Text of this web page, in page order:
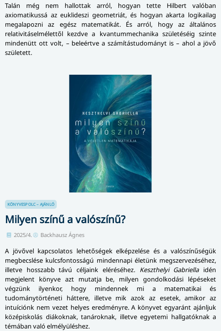
Talán még nem hallottak arról, hogyan tette Hilbert valóban
axiomatikussá az euklideszi geometriát, és hogyan akarta logikailag
megalapozni az egész matematikát. És arról, hogy az általános
relativitáselmélettől kezdve a kvantummechanika születéséig szinte
mindenütt ott volt, – beleértve a számítástudományt is – ahol a jövő
született.
KÖNYVESPOLC – AJÁNLÓ
Milyen színű a valószínű?
2025/4. Backhausz Ágnes
A jövővel kapcsolatos lehetőségek elképzelése és a valószínűségük
megbecslése kulcsfontosságú mindennapi életünk megszervezéséhez,
illetve hosszabb távú céljaink eléréséhez. Keszthelyi Gabriellaidén
megjelent könyve azt mutatja be, milyen gondolkodási lépéseket
végzünk ilyenkor, hogy mindennek mi a matematikai és
tudománytörténeti háttere, illetve mik azok az esetek, amikor az
intuíciónk nem vezet helyes eredményre. A könyvet egyaránt ajánljuk
középiskolás diákoknak, tanároknak, illetve egyetemi hallgatóknak a
témában való elmélyüléshez.